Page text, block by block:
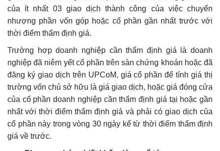
của ít nhất 03 giao dịch thành công của việc chuyển
nhượng phần vốn góp hoặc cổ phần gần nhất trước với
thời điểm thẩm định giá.
Trường hợp doanh nghiệp cần thẩm định giá là doanh
nghiệp đã niêm yết cổ phần trên sàn chứng khoán hoặc đã
đăng ký giao dịch trên UPCoM, giá cổ phần để tính giá thị
trường vốn chủ sở hữu là giá giao dịch, hoặc giá đóng cửa
của cổ phần doanh nghiệp cần thẩm định giá tại hoặc gần
nhất với thời điểm thẩm định giá và phải có giao dịch của
cổ phần này trong vòng 30 ngày kể từ thời điểm thẩm định
giá về trước.